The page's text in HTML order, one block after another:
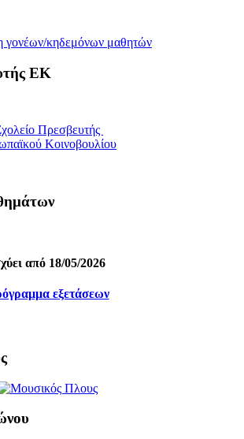
γονέων/κηδεμόνων μαθητών
ΕΚ
Πρεσβευτής
Κοινοβουλίου
από 18/05/2026
εξετάσεων